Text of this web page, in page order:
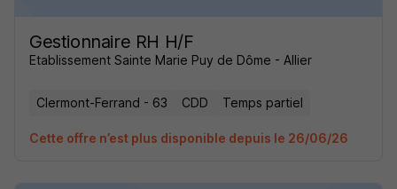
Gestionnaire RH H/F
Etablissement Sainte Marie Puy de Dôme - Allier
Clermont-Ferrand - 63 CDD Temps partiel
Cette offre n’est plus disponible depuis le 26/06/26